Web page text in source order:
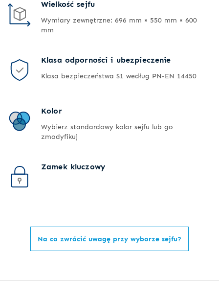
Wielkość sejfu
Wymiary zewnętrzne: 696 mm × 550 mm × 600
mm
Klasa odporności i ubezpieczenie
Klasa bezpieczeństwa S1 według PN-EN 14450
Kolor
Wybierz standardowy kolor sejfu lub go
zmodyfikuj
Zamek kluczowy
Na co zwrócić uwagę przy wyborze sejfu?